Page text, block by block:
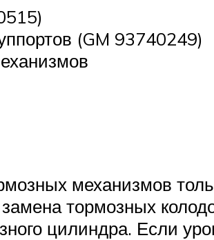
(GM 93740249)
механизмов
тормозных
цилиндра. Если